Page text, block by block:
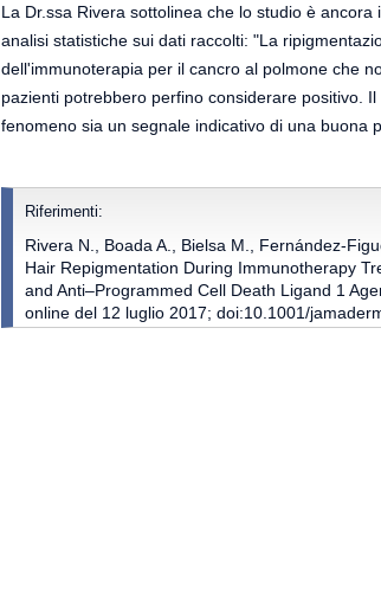
La Dr.ssa Rivera sottolinea che lo studio è
analisi statistiche sui dati raccolti: "La
dell'immunoterapia per il cancro al polmone che
pazienti potrebbero perfino considerare positivo.
fenomeno sia un segnale indicativo di una buona
Riferimenti:
Rivera N., Boada A., Bielsa M., Fernández-
Hair Repigmentation During Immunotherapy
and Anti–Programmed Cell Death Ligand 1
online del 12 luglio 2017; doi:10.1001/